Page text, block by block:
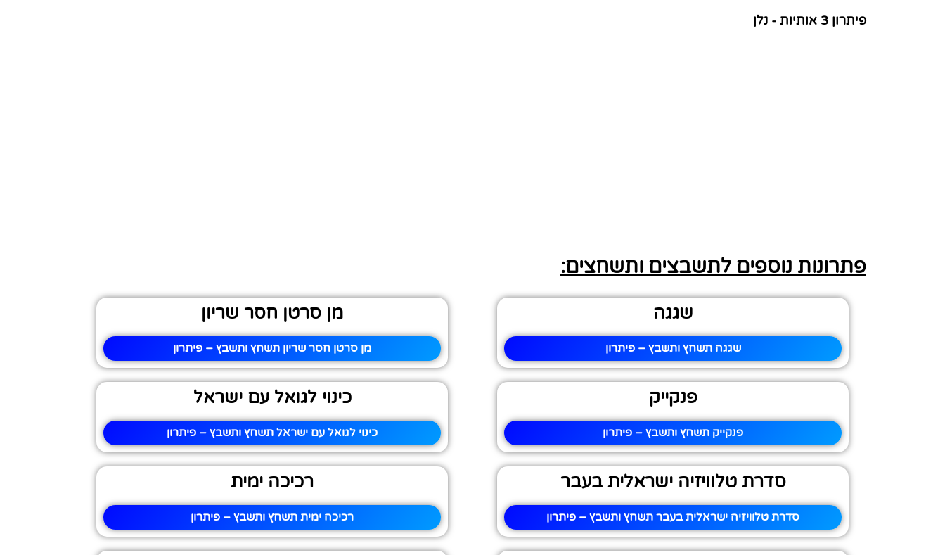
פיתרון 3 אותיות - נלן
פתרונות נוספים לתשבצים ותשחצים:
שגגה
שגגה תשחץ ותשבץ – פיתרון
מן סרטן חסר שריון
מן סרטן חסר שריון תשחץ ותשבץ – פיתרון
פנקייק
פנקייק תשחץ ותשבץ – פיתרון
כינוי לגואל עם ישראל
כינוי לגואל עם ישראל תשחץ ותשבץ – פיתרון
סדרת טלוויזיה ישראלית בעבר
סדרת טלוויזיה ישראלית בעבר תשחץ ותשבץ – פיתרון
רכיכה ימית
רכיכה ימית תשחץ ותשבץ – פיתרון